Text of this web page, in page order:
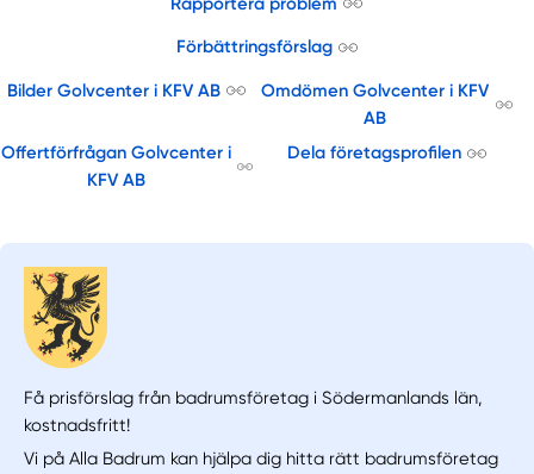
Förbättringsförslag
Bilder Golvcenter i KFV AB
Omdömen Golvcenter i KFV
AB
Offertförfrågan Golvcenter i
KFV AB
Dela företagsprofilen
Få prisförslag från badrumsföretag i Södermanlands län,
kostnadsfritt!
Vi på Alla Badrum kan hjälpa dig hitta rätt badrumsföretag